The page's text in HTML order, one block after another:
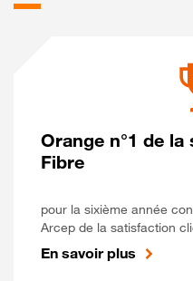
Orange n°1 de
Fibre
pour la sixième année
Arcep de la satisfaction
En savoir plus